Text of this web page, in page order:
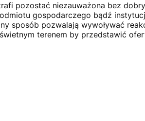
pozostać niezauważona bez
gospodarczego bądź
sposób pozwalają wywoływać
terenem by przedstawić